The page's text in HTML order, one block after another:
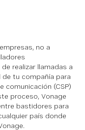
no a
realizar llamadas a
de tu compañía para
comunicación (CSP)
proceso, Vonage
bastidores para
país donde